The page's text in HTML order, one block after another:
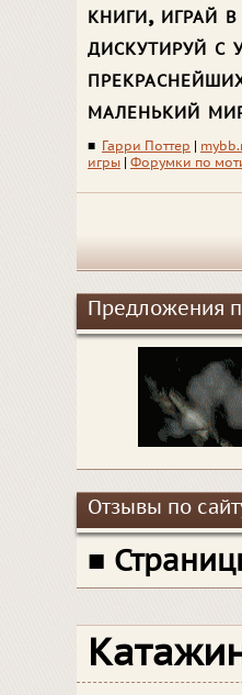
книги, играй
дискутируй с
маленький
■ Гарри Поттер
игры
Форумки по
Предложения
Отзывы по
■